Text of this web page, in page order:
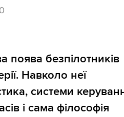
поява безпілотників
Навколо неї
системи
і сама філософія